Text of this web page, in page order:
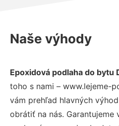
Naše výhody
Epoxidová podlaha do bytu
toho s nami – www.lejeme-
vám prehľad hlavných
obrátiť na nás. Garantujeme